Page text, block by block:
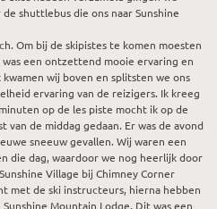
shuttlebus die ons naar Sunshine
Om bij de skipistes te komen moesten
een ontzettend mooie ervaring en
wij boven en splitsten we ons
ervaring van de reizigers. Ik kreeg
op de les piste mocht ik op de
de middag gedaan. Er was de avond
sneeuw gevallen. Wij waren een
die dag, waardoor we nog heerlijk door
Village bij Chimney Corner
met de ski instructeurs, hierna hebben
Mountain Lodge. Dit was een